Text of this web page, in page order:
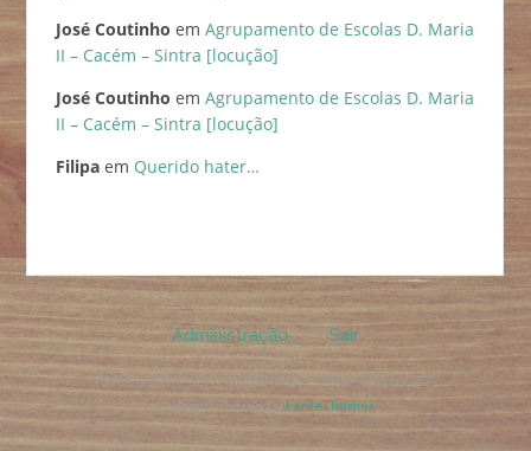
José Coutinho em Agrupamento de Escolas D. Maria
II – Cacém – Sintra [locução]
José Coutinho em Agrupamento de Escolas D. Maria
II – Cacém – Sintra [locução]
Filipaem Querido hater…
Administração Sair
Copyright © 2026 DanielaPress. All Rights Reserved.
Codilight Theme by FameThemes